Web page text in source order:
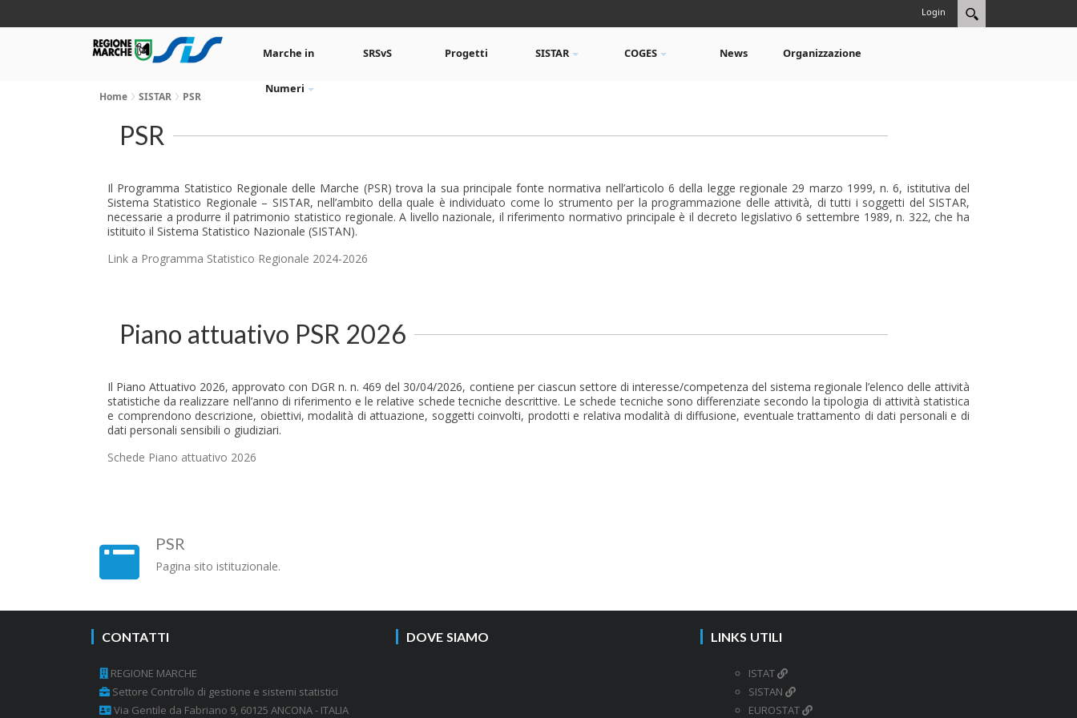
Login
Marche in
Numeri
SRSvS Progetti SISTAR COGES News Organizzazione
Home SISTAR PSR
PSR
Il Programma Statistico Regionale delle Marche (PSR) trova la sua principale fonte normativa nell’articolo 6 della legge regionale 29 marzo 1999, n. 6, istitutiva del
Sistema Statistico Regionale – SISTAR, nell’ambito della quale è individuato come lo strumento per la programmazione delle attività, di tutti i soggetti del SISTAR,
necessarie a produrre il patrimonio statistico regionale. A livello nazionale, il riferimento normativo principale è il decreto legislativo 6 settembre 1989, n. 322, che ha
istituito il Sistema Statistico Nazionale (SISTAN).
Link a Programma Statistico Regionale 2024-2026
Piano attuativo PSR 2026
Il Piano Attuativo 2026, approvato con DGR n. n. 469 del 30/04/2026, contiene per ciascun settore di interesse/competenza del sistema regionale l’elenco delle attività
statistiche da realizzare nell’anno di riferimento e le relative schede tecniche descrittive. Le schede tecniche sono differenziate secondo la tipologia di attività statistica
e comprendono descrizione, obiettivi, modalità di attuazione, soggetti coinvolti, prodotti e relativa modalità di diffusione, eventuale trattamento di dati personali e di
dati personali sensibili o giudiziari.
Schede Piano attuativo 2026
PSR
Pagina sito istituzionale.
CONTATTI
REGIONE MARCHE
Settore Controllo di gestione e sistemi statistici
Via Gentile da Fabriano 9, 60125 ANCONA - ITALIA
DOVE SIAMO LINKS UTILI
ISTAT
SISTAN
EUROSTAT